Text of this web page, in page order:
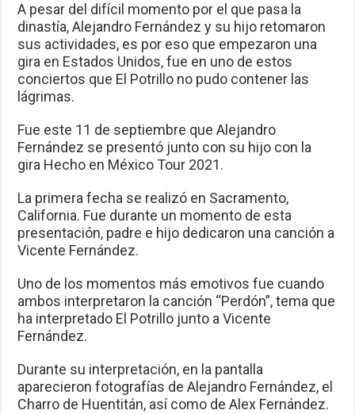
A pesar del difícil momento por el que pasa la
dinastía, Alejandro Fernández y su hijo retomaron
sus actividades, es por eso que empezaron una
gira en Estados Unidos, fue en uno de estos
conciertos que El Potrillo no pudo contener las
lágrimas.
Fue este 11 de septiembre que Alejandro
Fernández se presentó junto con su hijo con la
gira Hecho en México Tour 2021.
La primera fecha se realizó en Sacramento,
California. Fue durante un momento de esta
presentación, padre e hijo dedicaron una canción a
Vicente Fernández.
Uno de los momentos más emotivos fue cuando
ambos interpretaron la canción “Perdón”, tema que
ha interpretado El Potrillo junto a Vicente
Fernández.
Durante su interpretación, en la pantalla
aparecieron fotografías de Alejandro Fernández, el
Charro de Huentitán, así como de Alex Fernández.